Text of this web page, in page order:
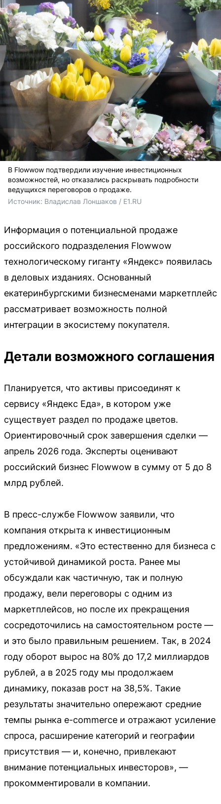
В Flowwow подтвердили изучение инвестиционных
возможностей, но отказались раскрывать подробности
ведущихся переговоров о продаже.
Источник: Владислав Лоншаков / E1.RU
Информация о потенциальной продаже
российского подразделения Flowwow
технологическому гиганту «Яндекс» появилась
в деловых изданиях. Основанный
екатеринбургскими бизнесменами маркетплейс
рассматривает возможность полной
интеграции в экосистему покупателя.
Детали возможного соглашения
Планируется, что активы присоединят к
сервису «Яндекс Еда», в котором уже
существует раздел по продаже цветов.
Ориентировочный срок завершения сделки —
апрель 2026 года. Эксперты оценивают
российский бизнес Flowwow в сумму от 5 до 8
млрд рублей.
В пресс-службе Flowwow заявили, что
компания открыта к инвестиционным
предложениям. «Это естественно для бизнеса с
устойчивой динамикой роста. Ранее мы
обсуждали как частичную, так и полную
продажу, вели переговоры с одним из
маркетплейсов, но после их прекращения
сосредоточились на самостоятельном росте —
и это было правильным решением. Так, в 2024
году оборот вырос на 80% до 17,2 миллиардов
рублей, а в 2025 году мы продолжаем
динамику, показав рост на 38,5%. Такие
результаты значительно опережают средние
темпы рынка e-commerce и отражают усиление
спроса, расширение категорий и географии
присутствия — и, конечно, привлекают
внимание потенциальных инвесторов», —
прокомментировали в компании.